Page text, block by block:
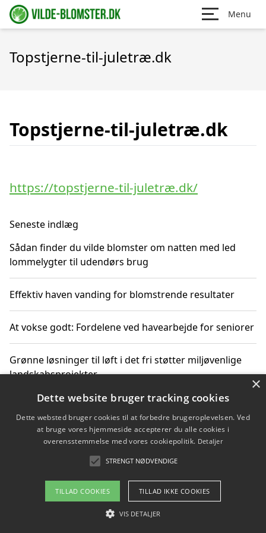
Menu
Topstjerne-til-juletræ.dk
Topstjerne-til-juletræ.dk
https://topstjerne-til-juletræ.dk/
Seneste indlæg
Sådan finder du vilde blomster om natten med led
lommelygter til udendørs brug
Effektiv haven vanding for blomstrende resultater
At vokse godt: Fordelene ved havearbejde for seniorer
Grønne løsninger til løft i det fri støtter miljøvenlige
landskabsprojekter
Gør haven til et frirum for familien og naturen
Copyright 2026 - Pilanto Aps
Om / kontakt
Blog Betingelser
×
Dette website bruger tracking cookies
Dette websted bruger cookies til at forbedre brugeroplevelsen. Ved
at bruge vores hjemmeside accepterer du alle cookies i
overensstemmelse med vores cookiepolitik. Detaljer
STRENGT NØDVENDIGE
TILLAD COOKIES TILLAD IKKE COOKIES
VIS DETALJER